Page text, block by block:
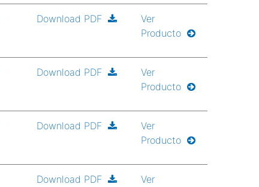
Download PDF
Ver
Producto
Download PDF
Ver
Producto
Download PDF
Ver
Producto
Download PDF
Ver